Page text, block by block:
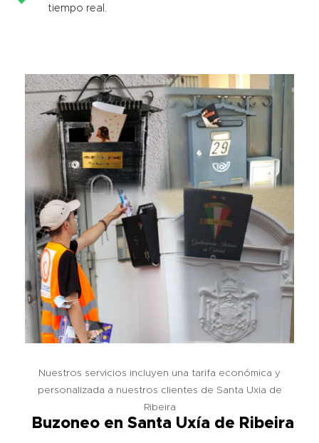
tiempo real.
Nuestros servicios incluyen una tarifa económica y
personalizada a nuestros clientes de Santa Uxia de
Ribeira
Buzoneo en Santa Uxía de Ribeira